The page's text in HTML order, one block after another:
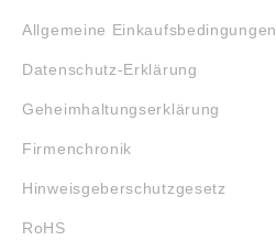
Allgemeine Einkaufsbedingungen
Datenschutz-Erklärung
Geheimhaltungserklärung
Firmenchronik
Hinweisgeberschutzgesetz
RoHS